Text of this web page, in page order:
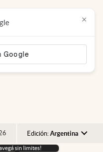
Edición: Argentina
sin limites!
×